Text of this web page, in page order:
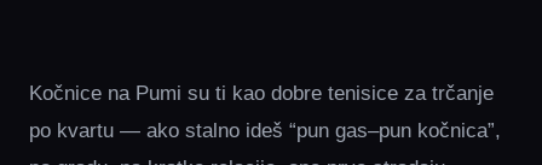
Kočnice na Pumi su ti kao dobre tenisice za trčanje
po kvartu — ako stalno ideš “pun gas–pun kočnica”,